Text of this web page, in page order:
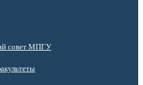
совет МПГУ